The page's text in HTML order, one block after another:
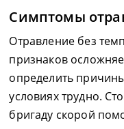
Симптомы
Отравление без
признаков
определить
условиях трудно.
бригаду скорой